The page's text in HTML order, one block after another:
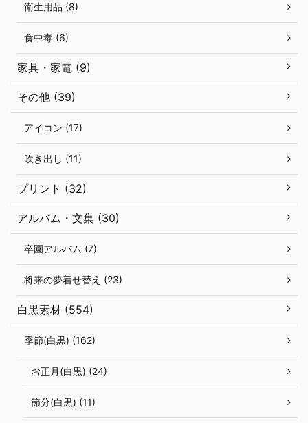
衛生用品 (8)
食中毒 (6)
家具・家電 (9)
その他 (39)
アイコン (17)
吹き出し (11)
プリント (32)
アルバム・文集 (30)
卒園アルバム (7)
将来の夢着せ替え (23)
白黒素材 (554)
季節(白黒) (162)
お正月(白黒) (24)
節分(白黒) (11)